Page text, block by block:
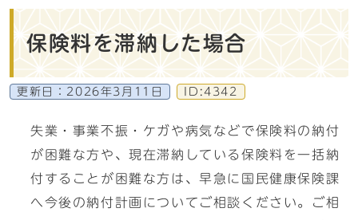
保険料を滞納した場合
更新日： 2026年3月11日 ID:4342
失業・事業不振・ケガや病気などで保険料の納付
が困難な方や、現在滞納している保険料を一括納
付することが困難な方は、早急に国民健康保険課
へ今後の納付計画についてご相談ください。ご相